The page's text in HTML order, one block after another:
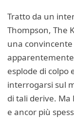
Tratto da un
Thompson, The
una
esplode di colpo
interrogarsi sul
di tali derive. Ma
e ancor più